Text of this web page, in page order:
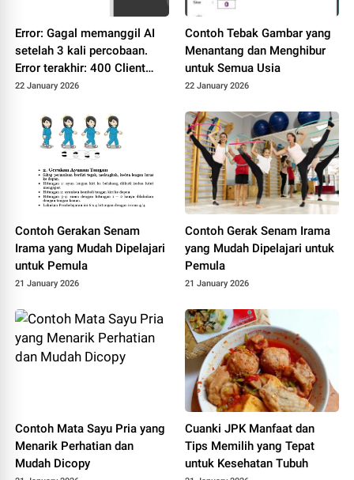
Error: Gagal memanggil AI
setelah 3 kali percobaan.
Error terakhir: 400 Client
Error: Bad Request for url:
intl.aliyuncs.com/compatibl
mode/v1/chat/completions
22 January 2026
Contoh Tebak Gambar yang
Menantang dan Menghibur
untuk Semua Usia
22 January 2026
Contoh Gerakan Senam
Irama yang Mudah Dipelajari
untuk Pemula
21 January 2026
Contoh Gerak Senam Irama
yang Mudah Dipelajari untuk
Pemula
21 January 2026
Contoh Mata Sayu Pria yang
Menarik Perhatian dan
Mudah Dicopy
Cuanki JPK Manfaat dan
Tips Memilih yang Tepat
untuk Kesehatan Tubuh